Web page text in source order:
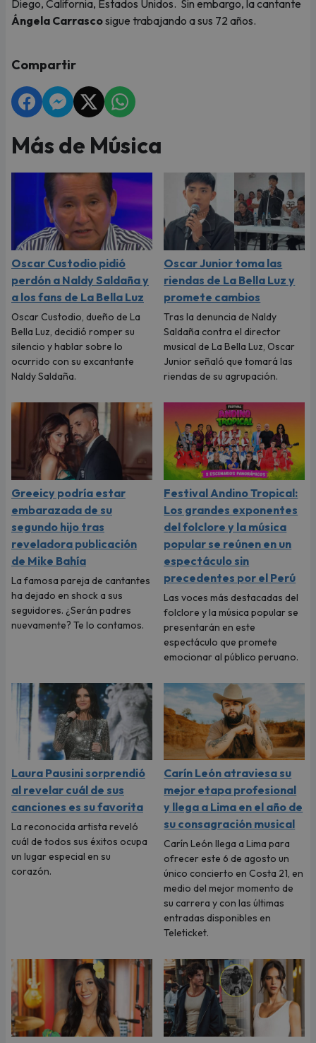
Diego, California, Estados Unidos. Sin embargo, la cantante
Ángela Carrascosigue trabajando a sus 72 años.
Compartir
Más de Música
Oscar Custodio pidió
perdón a Naldy Saldaña y
a los fans de La Bella Luz
Oscar Custodio, dueño de La
Bella Luz, decidió romper su
silencio y hablar sobre lo
ocurrido con su excantante
Naldy Saldaña.
Oscar Junior toma las
riendas de La Bella Luz y
promete cambios
Tras la denuncia de Naldy
Saldaña contra el director
musical de La Bella Luz, Oscar
Junior señaló que tomará las
riendas de su agrupación.
Greeicy podría estar
embarazada de su
segundo hijo tras
reveladora publicación
de Mike Bahía
La famosa pareja de cantantes
ha dejado en shock a sus
seguidores. ¿Serán padres
nuevamente? Te lo contamos.
Festival Andino Tropical:
Los grandes exponentes
del folclore y la música
popular se reúnen en un
espectáculo sin
precedentes por el Perú
Las voces más destacadas del
folclore y la música popular se
presentarán en este
espectáculo que promete
emocionar al público peruano.
Laura Pausini sorprendió
al revelar cuál de sus
canciones es su favorita
La reconocida artista reveló
cuál de todos sus éxitos ocupa
un lugar especial en su
corazón.
Carín León atraviesa su
mejor etapa profesional
y llega a Lima en el año de
su consagración musical
Carín León llega a Lima para
ofrecer este 6 de agosto un
único concierto en Costa 21, en
medio del mejor momento de
su carrera y con las últimas
entradas disponibles en
Teleticket.